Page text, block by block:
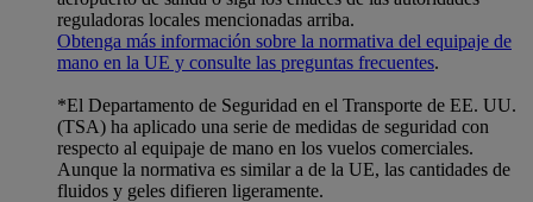
reguladoras locales mencionadas arriba.
Obtenga más información sobre la normativa del equipaje de
mano en la UE y consulte las preguntas frecuentes.
*El Departamento de Seguridad en el Transporte de EE. UU.
(TSA) ha aplicado una serie de medidas de seguridad con
respecto al equipaje de mano en los vuelos comerciales.
Aunque la normativa es similar a de la UE, las cantidades de
fluidos y geles difieren ligeramente.